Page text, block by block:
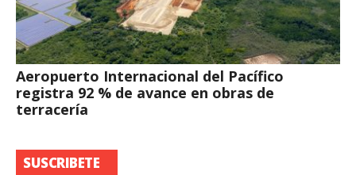
Aeropuerto Internacional del Pacífico
registra 92 % de avance en obras de
terracería
SUSCRIBETE